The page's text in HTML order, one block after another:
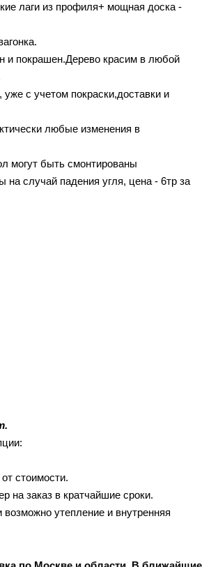
лаги из профиля+ мощная доска -
и покрашен.Дерево красим в любой
с учетом покраски,доставки и
любые изменения в
могут быть смонтированы
случай падения угля, цена - 6тр за
руб
стоимости.
на заказ в кратчайшие сроки.
утепление и внутренняя